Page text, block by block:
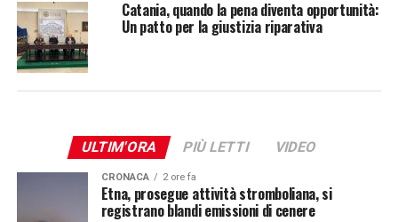
Catania, quando la pena diventa opportunità:
Un patto per la giustizia riparativa
ULTIM'ORA PIÙ LETTI VIDEO
CRONACA 2 ore fa
Etna, prosegue attività stromboliana, si
registrano blandi emissioni di cenere